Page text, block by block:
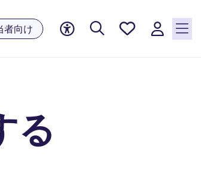
者向け
お気に
る